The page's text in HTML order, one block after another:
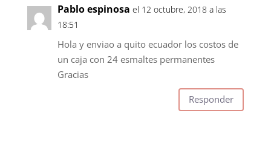
Pablo espinosa el 12 octubre, 2018 a las
18:51
Hola y enviao a quito ecuador los costos de
un caja con 24 esmaltes permanentes
Gracias
Responder